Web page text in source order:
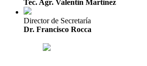
Tec. Agr. Valentín Martínez
Director de Secretaría
Dr. Francisco Rocca